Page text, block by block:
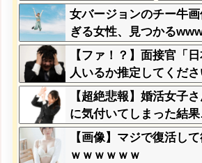
ジならヤバくねーか？
求刑←こ
女バージョンのチー牛
ぎる女性、見つかる
【ファ！？】面接官「
人いるか推定してくだ
人です」 面接官「どう
したか？」 俺「知って
後『こう』なったんだ
ない！！！！！
【超絶悲報】婚活女子
に気付いてしまった結
【画像】マジで復活し
ｗｗｗｗｗｗ